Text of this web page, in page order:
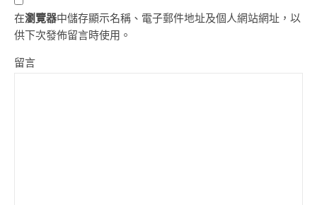
在瀏覽器中儲存顯示名稱、電子郵件地址及個人網站網址，以
供下次發佈留言時使用。
留言